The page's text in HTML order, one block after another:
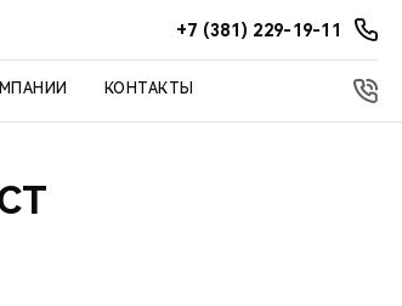
+7 (381) 229-19-11
КОНТАКТЫ